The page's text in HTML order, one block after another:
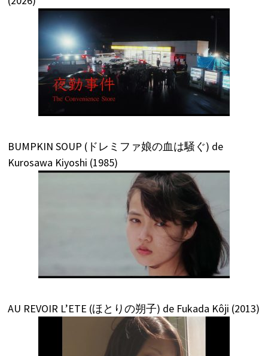
BUMPKIN SOUP (ドレミファ娘の血は騒ぐ) de
Kurosawa Kiyoshi (1985)
AU REVOIR L’ETE (ほとりの朔子) de Fukada Kôji (2013)